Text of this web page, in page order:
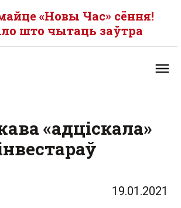
«Новы Час» сёння!
што чытаць заўтра
«адціскала»
19.01.2021